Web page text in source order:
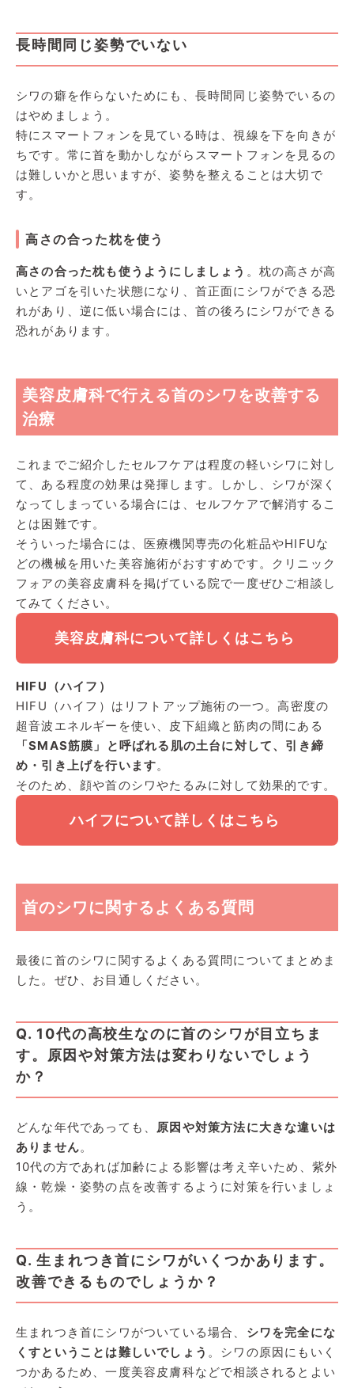
長時間同じ姿勢でいない
シワの癖を作らないためにも、長時間同じ姿勢でいるの
はやめましょう。
特にスマートフォンを見ている時は、視線を下を向きが
ちです。常に首を動かしながらスマートフォンを見るの
は難しいかと思いますが、姿勢を整えることは大切で
す。
高さの合った枕を使う
高さの合った枕も使うようにしましょう 。枕の高さが高
いとアゴを引いた状態になり、首正面にシワができる恐
れがあり、逆に低い場合には、首の後ろにシワができる
恐れがあります。
美容皮膚科で行える首のシワを改善する
治療
これまでご紹介したセルフケアは程度の軽いシワに対し
て、ある程度の効果は発揮します。しかし、シワが深く
なってしまっている場合には、セルフケアで解消するこ
とは困難です。
そういった場合には、医療機関専売の化粧品やHIFUな
どの機械を用いた美容施術がおすすめです。クリニック
フォアの美容皮膚科を掲げている院で一度ぜひご相談し
てみてください。
美容皮膚科について詳しくはこちら
HIFU（ハイフ）
HIFU（ハイフ）はリフトアップ施術の一つ。高密度の
超音波エネルギーを使い、皮下組織と筋肉の間にある
「SMAS筋膜」と呼ばれる肌の土台に対して、引き締
め・引き上げを行います。
そのため、顔や首のシワやたるみに対して効果的です。
ハイフについて詳しくはこちら
首のシワに関するよくある質問
最後に首のシワに関するよくある質問についてまとめま
した。ぜひ、お目通しください。
Q. 10代の高校生なのに首のシワが目立ちま
す。原因や対策方法は変わりないでしょう
か？
どんな年代であっても、 原因や対策方法に大きな違いは
ありません。
10代の方であれば加齢による影響は考え辛いため、紫外
線・乾燥・姿勢の点を改善するように対策を行いましょ
う。
Q. 生まれつき首にシワがいくつかあります。
改善できるものでしょうか？
生まれつき首にシワがついている場合、 シワを完全にな
くすということは難しいでしょう 。シワの原因にもいく
つかあるため、一度美容皮膚科などで相談されるとよい